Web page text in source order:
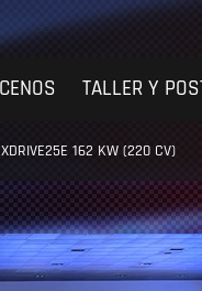
TALLER Y
162 KW (220 CV)